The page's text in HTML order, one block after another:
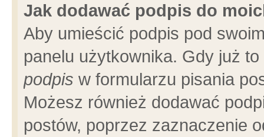
Jak dodawać podpis do
Aby umieścić podpis pod
panelu użytkownika. Gdy już
podpis w formularzu pisania
Możesz również dodawać
postów, poprzez zaznaczenie